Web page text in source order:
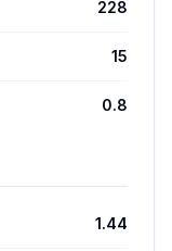
228
15
0.8
1.44